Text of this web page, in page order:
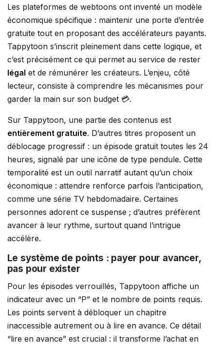
Les plateformes de webtoons ont inventé un modèle
économique spécifique : maintenir une porte d’entrée
gratuite tout en proposant des accélérateurs payants.
Tappytoon s’inscrit pleinement dans cette logique, et
c’est précisément ce qui permet au service de rester
légal et de rémunérer les créateurs. L’enjeu, côté
lecteur, consiste à comprendre les mécanismes pour
garder la main sur son budget 💳.
Sur Tappytoon, une partie des contenus est
entièrement gratuite. D’autres titres proposent un
déblocage progressif : un épisode gratuit toutes les 24
heures, signalé par une icône de type pendule. Cette
temporalité est un outil narratif autant qu’un choix
économique : attendre renforce parfois l’anticipation,
comme une série TV hebdomadaire. Certaines
personnes adorent ce suspense ; d’autres préfèrent
avancer à leur rythme, surtout quand l’intrigue
accélère.
Le système de points : payer pour avancer,
pas pour exister
Pour les épisodes verrouillés, Tappytoon affiche un
indicateur avec un “P” et le nombre de points requis.
Les points servent à débloquer un chapitre
inaccessible autrement ou à lire en avance. Ce détail
“lire en avance” est crucial : il transforme l’achat en